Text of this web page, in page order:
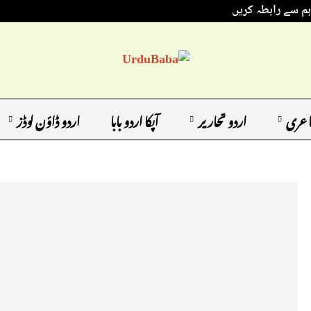
ہم سے رابطہ کریں
اردو تحاریر آپکا اردو بابا اردو ڈاؤن لوڈز